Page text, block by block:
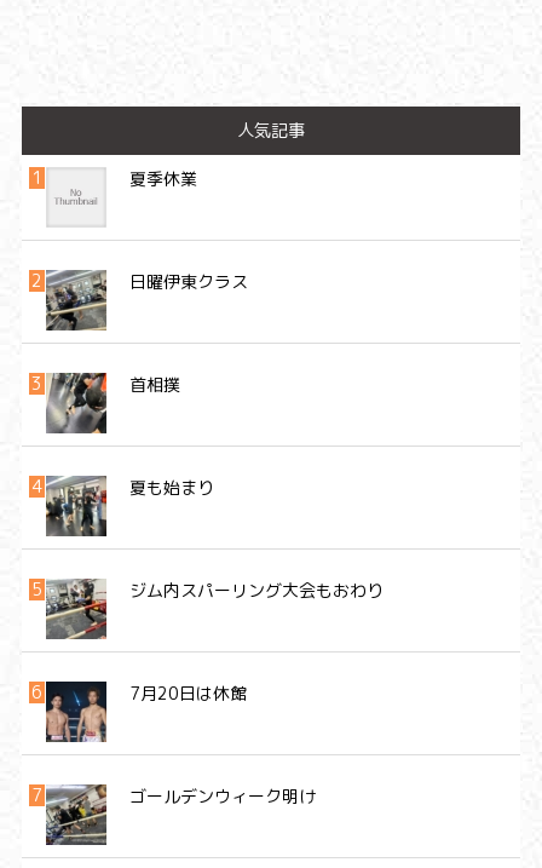
人気記事
夏季休業
日曜伊東クラス
首相撲
夏も始まり
ジム内スパーリング大会もおわり
7月20日は休館
ゴールデンウィーク明け